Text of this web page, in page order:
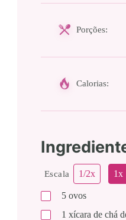
Porções:
Calorias:
Escala 1/2x 1x
5 ovos
1 xícara de chá